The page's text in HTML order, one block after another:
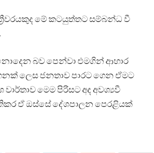
මේ කටයුත්තට සම්බන්ධ වී
බව පෙන්වා එමගින් ආහාර
ලෙස ජනතාව පාරට ගෙන ඒමට
මෙම පිරිසට අද අවශ්‍යවී
ඒ ඔස්සේ දේශපාලන පෙරළියක්